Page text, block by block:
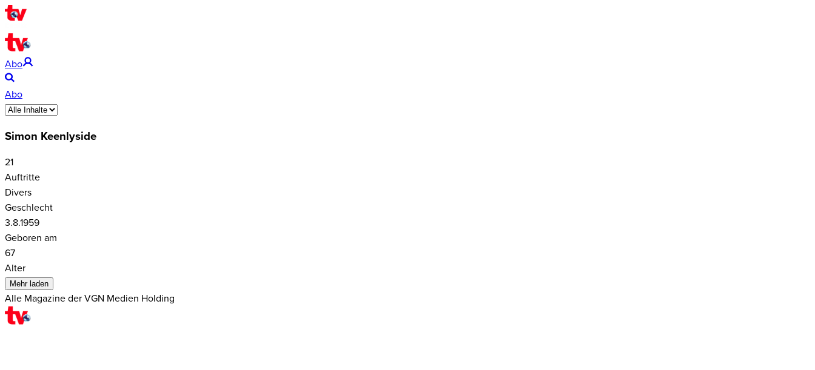
Abo
Abo
Simon Keenlyside
21
Auftritte
Divers
Geschlecht
3.8.1959
Geboren am
67
Alter
Mehr laden
Alle Magazine der VGN Medien Holding